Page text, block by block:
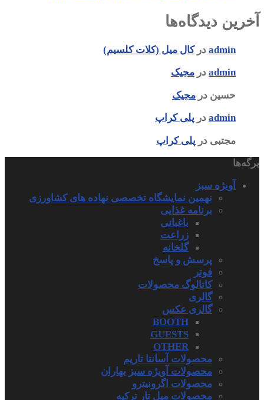
آخرین دیدگاه‌ها
admin درکال میل (کلات کلسیم)
admin در مجیک
حسین در مجیک
admin در پلی کراپ
مجتبی در پلی کراپ
برگه‌ها
آویژه سبز
نهمین نمایشگاه تخصصی نهاده های کشاورزی
برنامه غذایی
باغبانی
زراعت
گلخانه
پرسش و پاسخ
فوتر
کاتالوگ محصولات
گالری
گالری عکس
BOOTH
GUESTS
OTHER
محصولات آسانتا تاریم
محصولات آویژه سبز بهاران
محصولات اگرونیترو
محصولات میل تار ترکیه